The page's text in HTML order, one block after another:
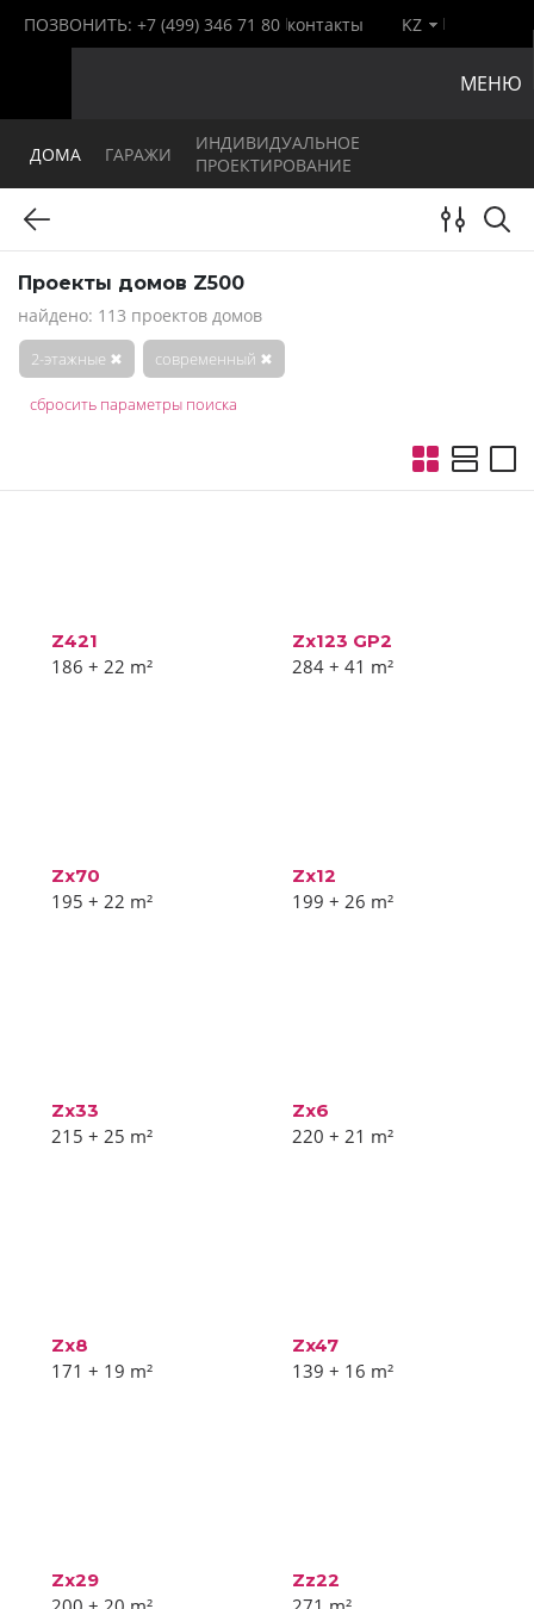
ПОЗВОНИТЬ: +7 (499) 346 71 80 контакты KZ
МЕНЮ
ДОМА ГАРАЖИ
ИНДИВИДУАЛЬНОЕ
ПРОЕКТИРОВАНИЕ
Проекты домов Z500
найдено: 113 проектов домов
2-этажные ✖ современный ✖
сбросить параметры поиска
Z421
186 + 22 m²
Zx123 GP2
284 + 41 m²
Zx70
195 + 22 m²
Zx12
199 + 26 m²
Zx33
215 + 25 m²
Zx6
220 + 21 m²
Zx8
171 + 19 m²
Zx47
139 + 16 m²
Zx29 Zz22